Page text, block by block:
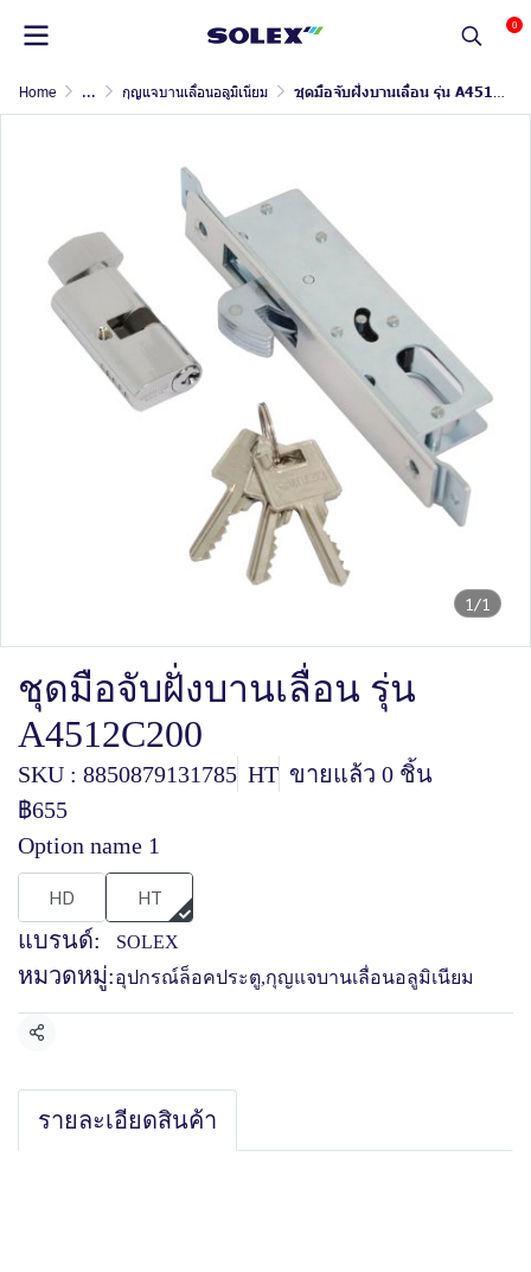
0
Home ... กุญแจบานเลื่อนอลูมิเนียม ชุดมือจับฝั่งบานเลื่อน รุ่น A4512C200
1/1
ชุดมือจับฝั่งบานเลื่อน รุ่น
A4512C200
SKU : 8850879131785 HT ขายแล้ว 0 ชิ้น
฿655
Option name 1
HD HT
แบรนด์: SOLEX
หมวดหมู่:อุปกรณ์ล็อคประตู,กุญแจบานเลื่อนอลูมิเนียม
แชร์
รายละเอียดสินค้า